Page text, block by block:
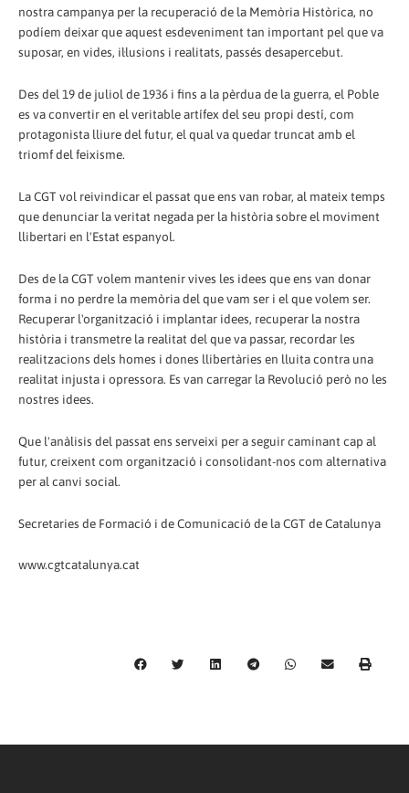
nostra campanya per la recuperació de la Memòria Històrica, no
podíem deixar que aquest esdeveniment tan important pel que va
suposar, en vides, il·lusions i realitats, passés desapercebut.
Des del 19 de juliol de 1936 i fins a la pèrdua de la guerra, el Poble
es va convertir en el veritable artífex del seu propi destí, com
protagonista lliure del futur, el qual va quedar truncat amb el
triomf del feixisme.
La CGT vol reivindicar el passat que ens van robar, al mateix temps
que denunciar la veritat negada per la història sobre el moviment
llibertari en l'Estat espanyol.
Des de la CGT volem mantenir vives les idees que ens van donar
forma i no perdre la memòria del que vam ser i el que volem ser.
Recuperar l'organització i implantar idees, recuperar la nostra
història i transmetre la realitat del que va passar, recordar les
realitzacions dels homes i dones llibertàries en lluita contra una
realitat injusta i opressora. Es van carregar la Revolució però no les
nostres idees.
Que l'anàlisis del passat ens serveixi per a seguir caminant cap al
futur, creixent com organització i consolidant-nos com alternativa
per al canvi social.
Secretaries de Formació i de Comunicació de la CGT de Catalunya
www.cgtcatalunya.cat